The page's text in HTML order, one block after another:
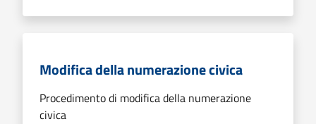
Modifica della numerazione civica
Procedimento di modifica della numerazione
civica